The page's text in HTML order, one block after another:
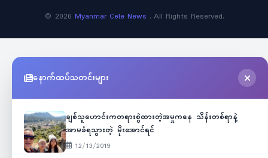
© 2026 Myanmar Cele News . All Rights Reserved.
နောက်ထပ်သတင်းများ
ချစ်သူဟောင်းကတရားစွဲထားတဲ့အမှုကနေ သိန်းတစ်ရာနဲ့
အာမခံရသွားတဲ့ မိုးအောင်ရင်
12/13/2019